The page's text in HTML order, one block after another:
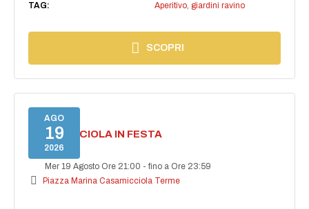
TAG:
Aperitivo, giardini ravino
SCOPRI
AGO
19
2026
CASAMICCIOLA IN FESTA
Mer 19 Agosto Ore 21:00 -fino a Ore 23:59
Piazza Marina Casamicciola Terme